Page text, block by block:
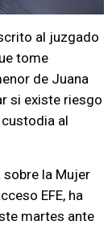
al juzgado
tome
de Juana
si existe riesgo
custodia al
la Mujer
EFE, ha
martes ante